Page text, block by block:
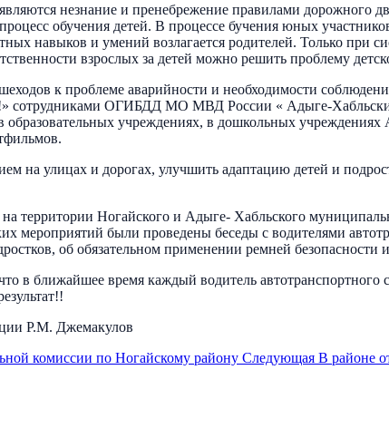
незнание и пренебрежение правилами дорожного
обучения детей. В процессе бучения юных
навыков и умений возлагается родителей. Только при
взрослых за детей можно решить проблему
к проблеме аварийности и необходимости
сотрудниками ОГИБДД МО МВД России « Адыге-
образовательных учреждениях, в дошкольных
на улицах и дорогах, улучшить адаптацию детей и
территории Ногайского и Адыге- Хабльского
мероприятий были проведены беседы с водителями
об обязательном применении ремней безопасности
время каждый водитель автотранспортного
P.M. Джемакулов
комиссии по Ногайскому району Следующая В районе